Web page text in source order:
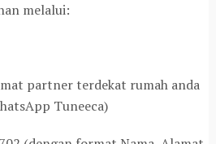
melalui:
partner terdekat rumah anda
Tuneeca)